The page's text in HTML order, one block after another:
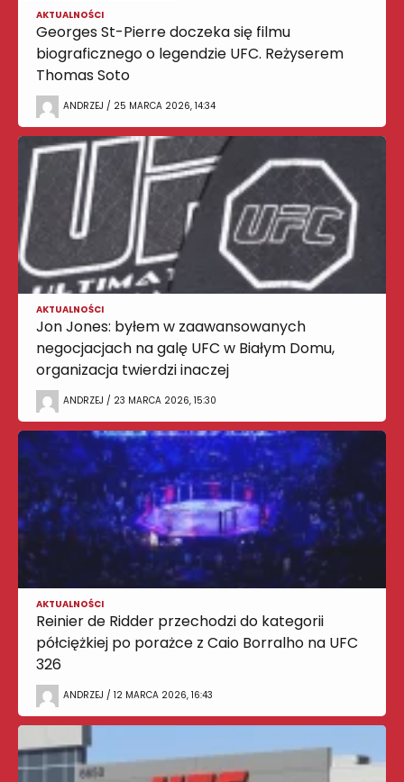
AKTUALNOŚCI
Georges St-Pierre doczeka się filmu
biograficznego o legendzie UFC. Reżyserem
Thomas Soto
ANDRZEJ / 25 MARCA 2026, 14:34
AKTUALNOŚCI
Jon Jones: byłem w zaawansowanych
negocjacjach na galę UFC w Białym Domu,
organizacja twierdzi inaczej
ANDRZEJ / 23 MARCA 2026, 15:30
AKTUALNOŚCI
Reinier de Ridder przechodzi do kategorii
półciężkiej po porażce z Caio Borralho na UFC
326
ANDRZEJ / 12 MARCA 2026, 16:43